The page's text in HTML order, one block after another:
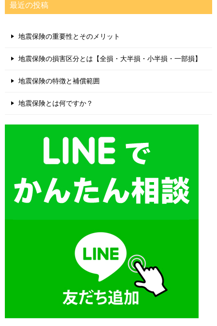
最近の投稿
地震保険の重要性とそのメリット
地震保険の損害区分とは【全損・大半損・小半損・一部損】
地震保険の特徴と補償範囲
地震保険とは何ですか？